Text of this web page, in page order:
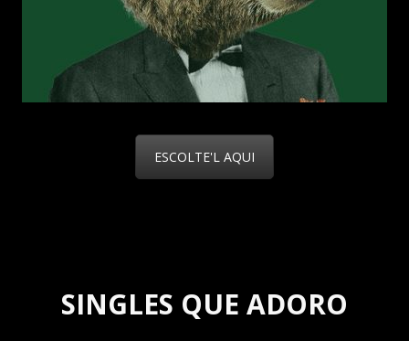
ESCOLTE'L AQUI
SINGLES QUE ADORO